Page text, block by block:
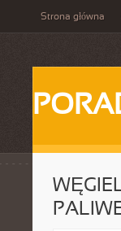
Strona główna